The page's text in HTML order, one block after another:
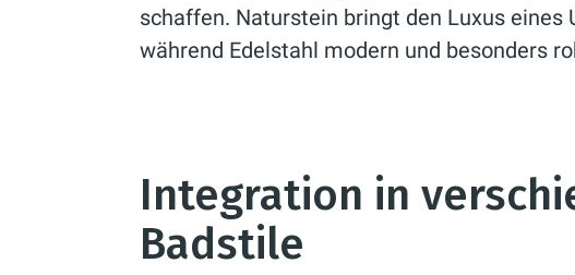
schaffen. Naturstein bringt den Luxus eines
während Edelstahl modern und besonders
Integration in
Badstile